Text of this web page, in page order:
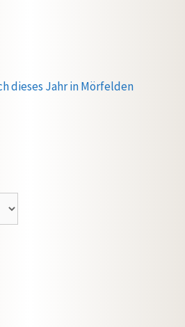
dieses Jahr in Mörfelden